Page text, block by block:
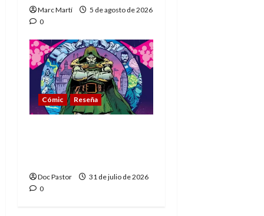
Marc Martí
5 de agosto de 2026
0
Cómic Reseña
Doc Pastor
31 de julio de 2026
0